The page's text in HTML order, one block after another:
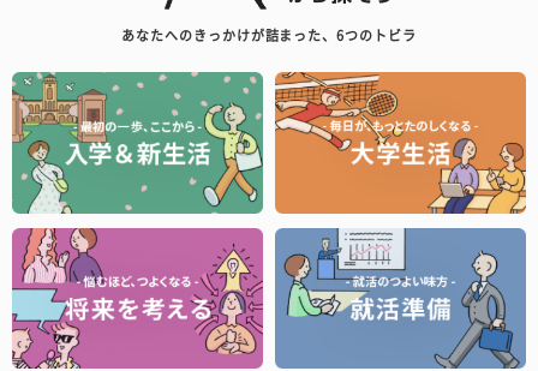
あなたへのきっかけが詰まった、6つのトビラ